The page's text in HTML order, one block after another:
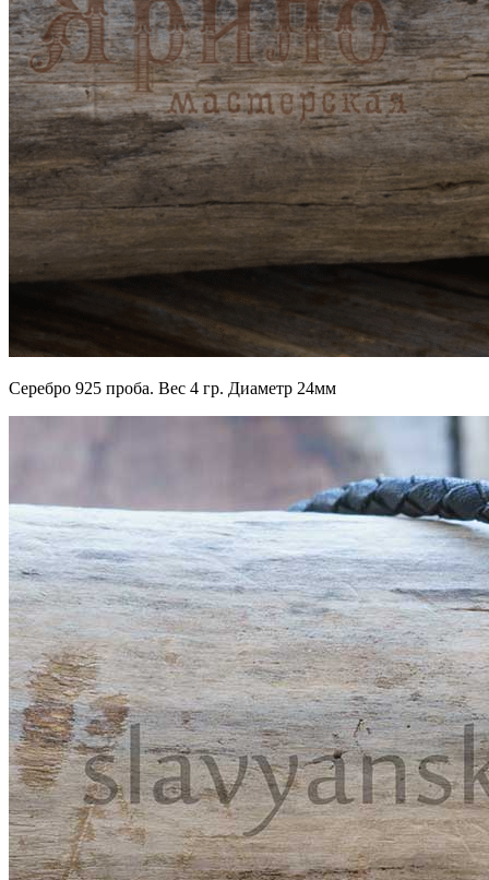
Серебро 925 проба. Вес 4 гр. Диаметр 24мм